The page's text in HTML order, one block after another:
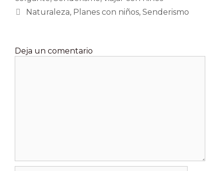
Etiquetas
Naturaleza, Planes con niños, Senderismo
Deja un comentario